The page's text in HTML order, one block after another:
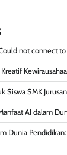
not connect to
Siswa SMK Jurusan
AI dalam
Dunia